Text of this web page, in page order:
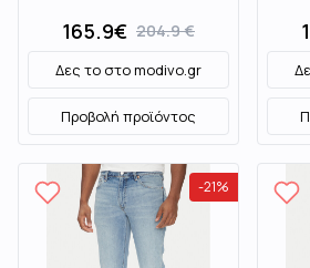
165.9€ 204.9€
Δες το στοmodivo.gr
Προβολή προϊόντος
-21%